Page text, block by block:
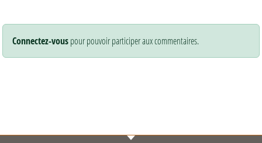
Connectez-vouspour pouvoir participer aux commentaires.